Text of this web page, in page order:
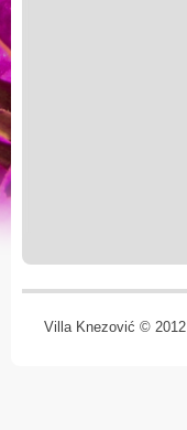
Villa Knezović © 2012